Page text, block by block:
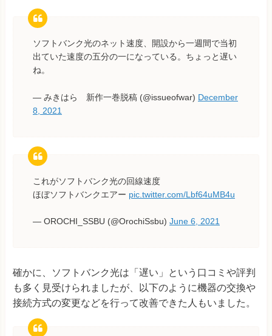
ソフトバンク光のネット速度、開設から一週間で当初
出ていた速度の五分の一になっている。ちょっと遅い
ね。
— みきはら 新作一巻脱稿 (@issueofwar) December
8, 2021
これがソフトバンク光の回線速度
ほぼソフトバンクエアー pic.twitter.com/Lbf64uMB4u
— OROCHI_SSBU (@OrochiSsbu) June 6, 2021
確かに、ソフトバンク光は「遅い」という口コミや評判
も多く見受けられましたが、以下のように機器の交換や
接続方式の変更などを行って改善できた人もいました。